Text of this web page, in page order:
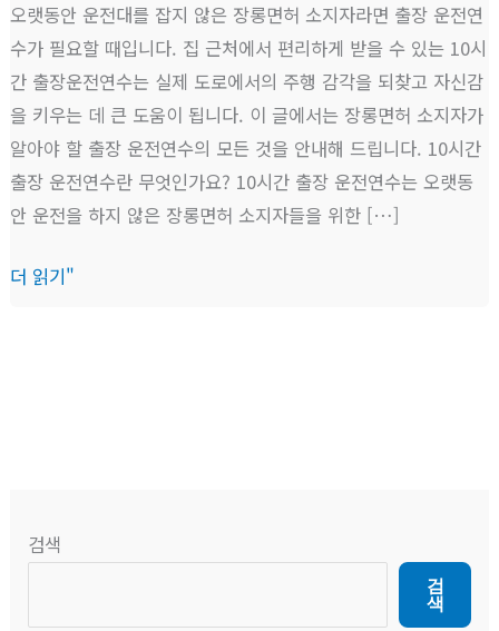
오랫동안 운전대를 잡지 않은 장롱면허 소지자라면 출장 운전연
수가 필요할 때입니다. 집 근처에서 편리하게 받을 수 있는 10시
간 출장운전연수는 실제 도로에서의 주행 감각을 되찾고 자신감
을 키우는 데 큰 도움이 됩니다. 이 글에서는 장롱면허 소지자가
알아야 할 출장 운전연수의 모든 것을 안내해 드립니다. 10시간
출장 운전연수란 무엇인가요? 10시간 출장 운전연수는 오랫동
안 운전을 하지 않은 장롱면허 소지자들을 위한 […]
연
수
가
이
드
더 읽기"
검색
검
색